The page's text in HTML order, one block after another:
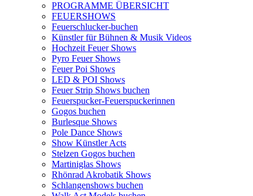
PROGRAMME ÜBERSICHT
FEUERSHOWS
Feuerschlucker-buchen
Künstler für Bühnen & Musik Videos
Hochzeit Feuer Shows
Pyro Feuer Shows
Feuer Poi Shows
LED & POI Shows
Feuer Strip Shows buchen
Feuerspucker-Feuerspuckerinnen
Gogos buchen
Burlesque Shows
Pole Dance Shows
Show Künstler Acts
Stelzen Gogos buchen
Martiniglas Shows
Rhönrad Akrobatik Shows
Schlangenshows buchen